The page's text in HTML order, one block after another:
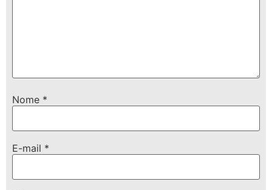
Nome *
E-mail *